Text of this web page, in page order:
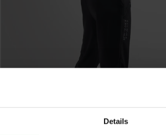
Details